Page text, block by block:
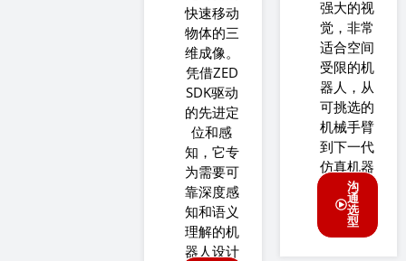
快速移动
物体的三
维成像。
凭借ZED
SDK驱动
的先进定
位和感
知，它专
为需要可
靠深度感
知和语义
理解的机
器人设计
强大的视
觉，非常
适合空间
受限的机
器人，从
可挑选的
机械手臂
到下一代
仿真机器
沟
通
选
型